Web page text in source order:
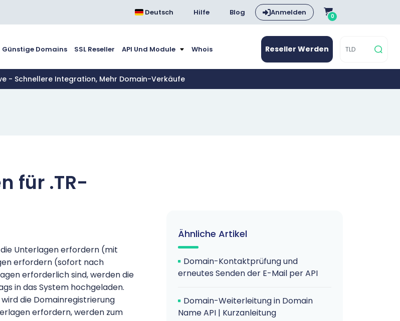
Deutsch Hilfe Blog Anmelden 0
Günstige Domains SSL Reseller API Und Module Whois Reseller Werden
- Schnellere Integration, Mehr Domain-Verkäufe
für .TR-
Unterlagen erfordern (mit
erfordern (sofort nach
erforderlich sind, werden die
in das System hochgeladen.
die Domainregistrierung
erfordern, werden zum
Ähnliche Artikel
Domain-Kontaktprüfung und
erneutes Senden der E-Mail per API
Domain-Weiterleitung in Domain
Name API | Kurzanleitung